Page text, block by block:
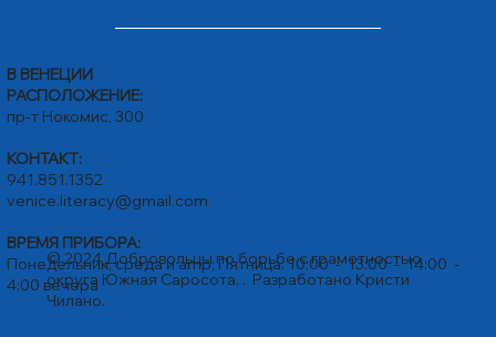
В ВЕНЕЦИИ
РАСПОЛОЖЕНИЕ:
пр-т Нокомис, 300
КОНТАКТ:
941.851.1352
venice.literacy@gmail.com
ВРЕМЯ ПРИБОРА:
Понедельник, среда и amp; Пятница: 10:00 - 13:00 - 14:00 -
4:00 вечера
© 2024 Добровольцы по борьбе с грамотностью
округа Южная Саросота. . Разработано Кристи
Чилано.